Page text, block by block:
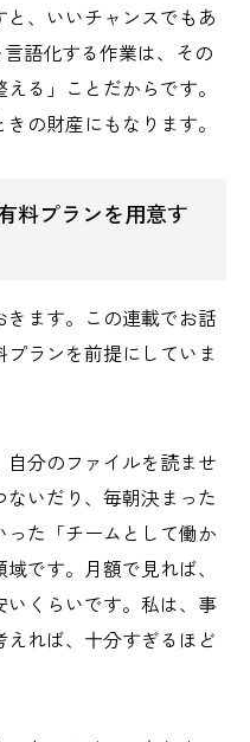
、いいチャンスでもあ
語化する作業は、その
る」ことだからです。
の財産にもなります。
料プランを用意す
ます。この連載でお話
プランを前提にしていま
分のファイルを読ませ
いだり、毎朝決まった
た「チームとして働か
です。月額で見れば、
くらいです。私は、事
れば、十分すぎるほど